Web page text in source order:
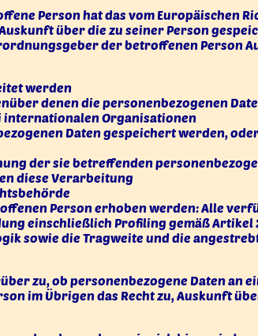
Person hat das vom Europäischen
über die zu seiner Person
der betroffenen Person
werden
denen die personenbezogenen
internationalen Organisationen
Daten gespeichert werden,
der sie betreffenden
diese Verarbeitung
Person erhoben werden: Alle
einschließlich Profiling gemäß Artikel
sowie die Tragweite und die
zu, ob personenbezogene Daten
im Übrigen das Recht zu, Auskunft